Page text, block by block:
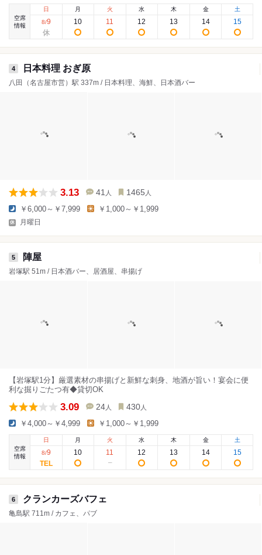
空席
情報
日
8/9
月
10
火
11
水
12
木
13
金
14
土
15
4 日本料理 おぎ原
八田（名古屋市営）駅 337m / 日本料理、海鮮、日本酒バー
3.13 41 人 1465 人
￥6,000～￥7,999 ￥1,000～￥1,999
月曜日
5 陣屋
岩塚駅 51m / 日本酒バー、居酒屋、串揚げ
【岩塚駅1分】厳選素材の串揚げと新鮮な刺身、地酒が旨い！宴会に便
利な掘りごたつ有◆貸切OK
3.09 24 人 430 人
￥4,000～￥4,999 ￥1,000～￥1,999
空席
情報
日
8/9
月
10
火
11
水
12
木
13
金
14
土
15
6 クランカーズバフェ
亀島駅 711m / カフェ、パブ